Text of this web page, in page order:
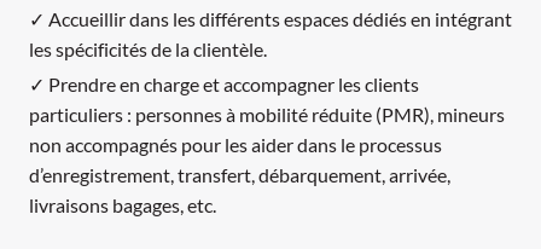
✓ Accueillir dans les différents espaces dédiés en intégrant
les spécificités de la clientèle.
✓ Prendre en charge et accompagner les clients
particuliers : personnes à mobilité réduite (PMR), mineurs
non accompagnés pour les aider dans le processus
d’enregistrement, transfert, débarquement, arrivée,
livraisons bagages, etc.